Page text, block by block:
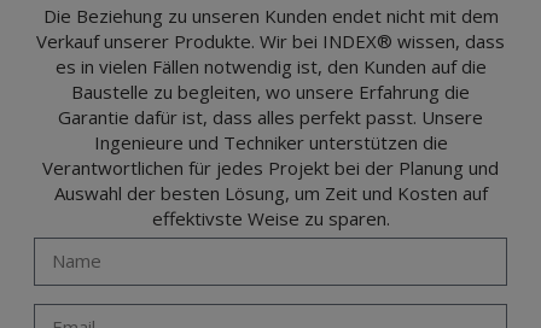
Portalada II | c/ Segador 13, 26006 | Logroño (La Rioja).
Die Beziehung zu unseren Kunden endet nicht mit dem
Verkauf unserer Produkte. Wir bei INDEX® wissen, dass
es in vielen Fällen notwendig ist, den Kunden auf die
Baustelle zu begleiten, wo unsere Erfahrung die
Garantie dafür ist, dass alles perfekt passt. Unsere
Ingenieure und Techniker unterstützen die
Verantwortlichen für jedes Projekt bei der Planung und
Auswahl der besten Lösung, um Zeit und Kosten auf
effektivste Weise zu sparen.